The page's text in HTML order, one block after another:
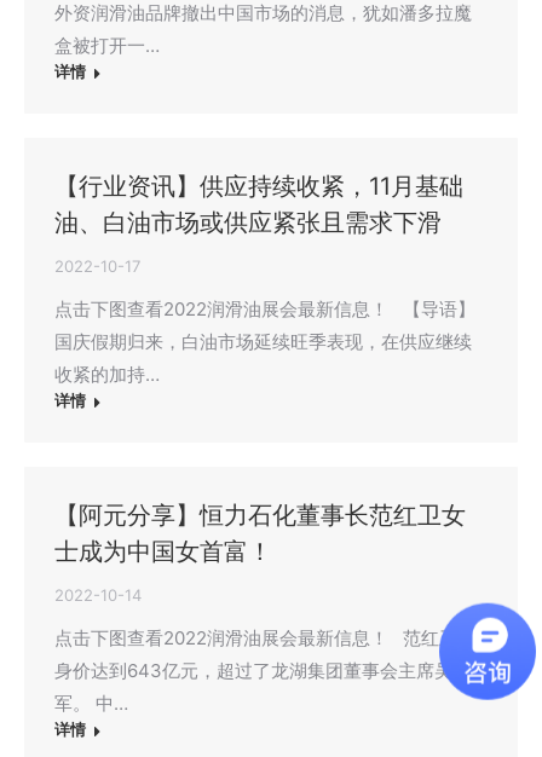
外资润滑油品牌撤出中国市场的消息，犹如潘多拉魔
盒被打开一…
详情
【行业资讯】供应持续收紧，11月基础
油、白油市场或供应紧张且需求下滑
2022-10-17
点击下图查看2022润滑油展会最新信息！ 【导语】
国庆假期归来，白油市场延续旺季表现，在供应继续
收紧的加持…
详情
【阿元分享】恒力石化董事长范红卫女
士成为中国女首富！
2022-10-14
点击下图查看2022润滑油展会最新信息！ 范红卫的
身价达到643亿元，超过了龙湖集团董事会主席吴亚
军。 中…
详情